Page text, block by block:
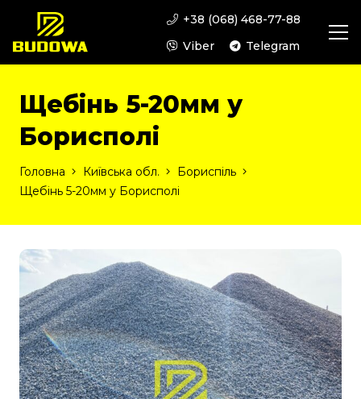
+38 (068) 468-77-88
Viber
Telegram
Щебінь 5-20мм у
Борисполі
Головна Київська обл.
Бориспіль
Щебінь 5-20мм у Борисполі